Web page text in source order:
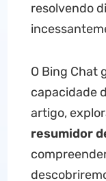
resolvendo
O Bing Chat
capacidade
artigo,
resumidor